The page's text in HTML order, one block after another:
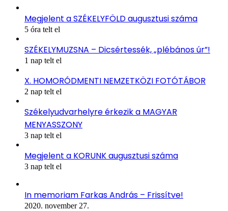
Megjelent a SZÉKELYFÖLD augusztusi száma
5 óra telt el
SZÉKELYMUZSNA – Dicsértessék, „plébános úr”!
1 nap telt el
X. HOMORÓDMENTI NEMZETKÖZI FOTÓTÁBOR
2 nap telt el
Székelyudvarhelyre érkezik a MAGYAR
MENYASSZONY
3 nap telt el
Megjelent a KORUNK augusztusi száma
3 nap telt el
In memoriam Farkas András – Frissítve!
2020. november 27.